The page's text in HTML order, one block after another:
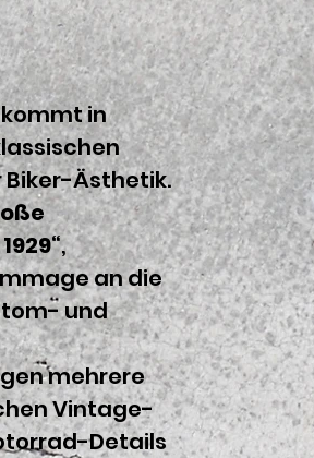
in
Ästhetik.
,
an die
und
mehrere
Vintage-
Details